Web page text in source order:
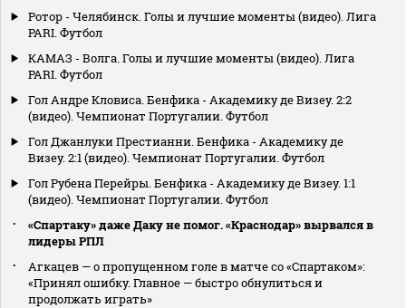
Ротор - Челябинск. Голы и лучшие моменты (видео). Лига
PARI. Футбол
КАМАЗ - Волга. Голы и лучшие моменты (видео). Лига
PARI. Футбол
Гол Андре Кловиса. Бенфика - Академику де Визеу. 2:2
(видео). Чемпионат Португалии. Футбол
Гол Джанлуки Престианни. Бенфика - Академику де
Визеу. 2:1 (видео). Чемпионат Португалии. Футбол
Гол Рубена Перейры. Бенфика - Академику де Визеу. 1:1
(видео). Чемпионат Португалии. Футбол
«Спартаку» даже Даку не помог. «Краснодар» вырвался в
лидеры РПЛ
Агкацев — о пропущенном голе в матче со «Спартаком»:
«Принял ошибку. Главное — быстро обнулиться и
продолжать играть»